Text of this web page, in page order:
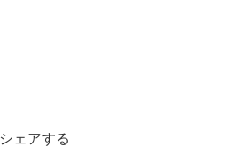
シェアする